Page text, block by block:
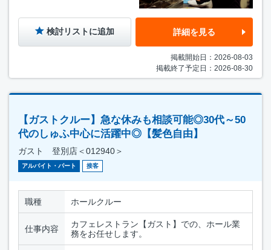
検討リストに追加 詳細を見る
掲載開始日：2026-08-03
掲載終了予定日：2026-08-30
【ガストクルー】急な休みも相談可能◎30代～50
代のしゅふ中心に活躍中◎【髪色自由】
ガスト 登別店＜012940＞
アルバイト・パート 接客
職種 ホールクルー
仕事内容
カフェレストラン【ガスト】での、ホール業
務をお任せします。